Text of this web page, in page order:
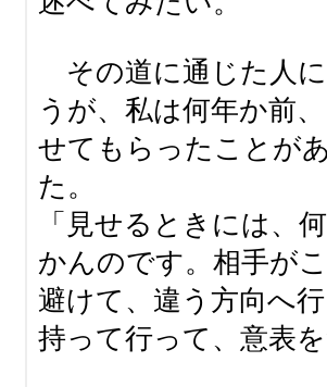
その道に通じた人
うが、私は何年か前
せてもらったことが
た。
「見せるときには、
かんのです。相手が
避けて、違う方向へ
持って行って、意表